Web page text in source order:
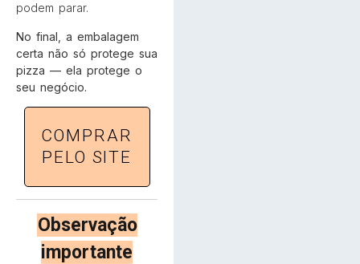
podem parar.
No final, a embalagem
certa não só protege sua
pizza — ela protege o
seu negócio.
COMPRAR
PELO SITE
Observação
importante